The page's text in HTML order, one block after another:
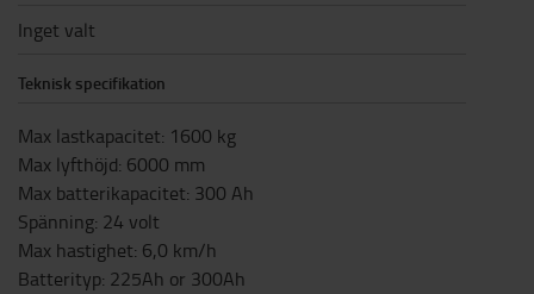
Inget valt
Teknisk specifikation
Max lastkapacitet: 1600 kg
Max lyfthöjd: 6000 mm
Max batterikapacitet: 300 Ah
Spänning: 24 volt
Max hastighet: 6,0 km/h
Batterityp: 225Ah or 300Ah